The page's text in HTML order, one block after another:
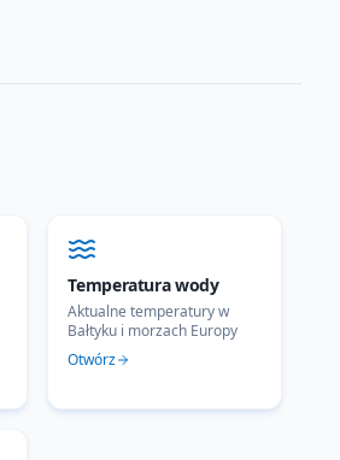
Temperatura wody
Aktualne temperatury w
Bałtyku i morzach Europy
Otwórz